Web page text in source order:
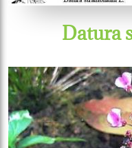
Datura